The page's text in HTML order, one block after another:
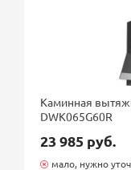
Каминная
DWK065G60R
23 985 руб.
мало, нужно